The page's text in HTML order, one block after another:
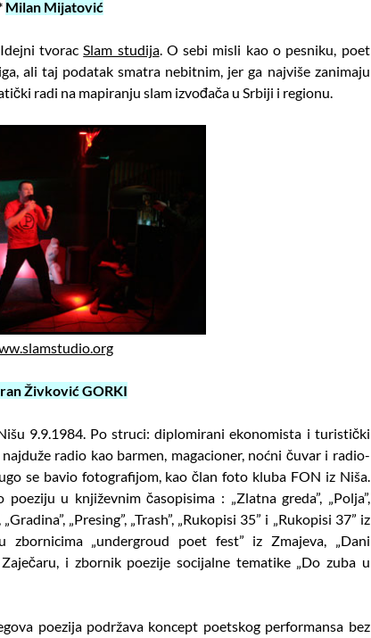
Milan Mijatović
Idejni tvoracSlam studija. O sebi misli kao o pesniku, poet
ali taj podatak smatra nebitnim, jer ga najviše zanimaju
radi na mapiranju slam izvođača u Srbiji i regionu.
Živković GORKI
9.9.1984. Po struci: diplomirani ekonomista i turistički
radio kao barmen, magacioner, noćni čuvar i radio-
se bavio fotografijom, kao član foto kluba FON iz Niša.
poeziju u književnim časopisima : „Zlatna greda”, „Polja”,
„Gradina”, „Presing”, „Trash”, „Rukopisi 35” i „Rukopisi 37” iz
zbornicima „undergroud poet fest” iz Zmajeva, „Dani
Zaječaru, i zbornik poezije socijalne tematike „Do zuba u
poezija podržava koncept poetskog performansa bez